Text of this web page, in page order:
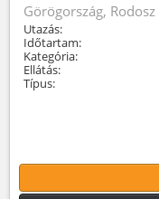
Görögország, Rodosz
Utazás:
Időtartam:
Kategória:
Ellátás:
Típus: